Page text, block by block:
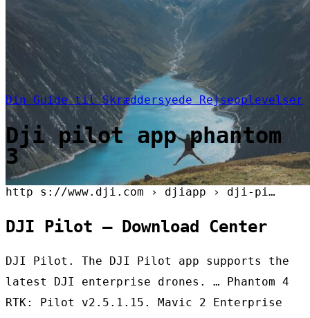
Din Guide til Skræddersyede Rejseoplevelser
Dji pilot app phantom
3
http s://www.dji.com › djiapp › dji-pi…
DJI Pilot – Download Center
DJI Pilot. The DJI Pilot app supports the
latest DJI enterprise drones. … Phantom 4
RTK: Pilot v2.5.1.15. Mavic 2 Enterprise